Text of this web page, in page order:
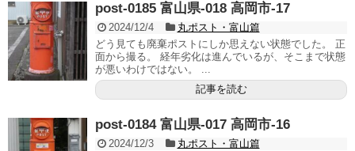
post-0185 富山県-018 高岡市-17
2024/12/4
丸ポスト・富山篇
どう見ても廃棄ポストにしか思えない状態でした。 正
面から撮る。 経年劣化は進んでいるが、そこまで状態
が悪いわけではない。 ...
記事を読む
post-0184 富山県-017 高岡市-16
2024/12/3
丸ポスト・富山篇